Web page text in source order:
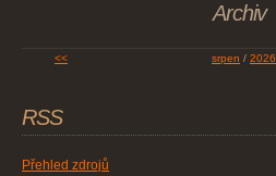
Archiv
<< srpen / 2026
RSS
Přehled zdrojů